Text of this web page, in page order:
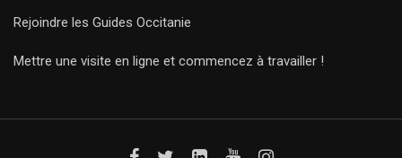
Rejoindre les Guides Occitanie
Mettre une visite en ligne et commencez à travailler !